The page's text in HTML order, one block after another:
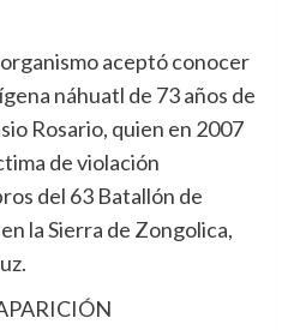
aceptó conocer
náhuatl de 73 años de
Rosario, quien en 2007
de violación
del 63 Batallón de
la Sierra de Zongolica,